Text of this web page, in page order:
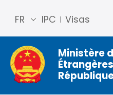
IPC Visas
FR
简体
中文
Engli
sh
Ministère
Étrangères